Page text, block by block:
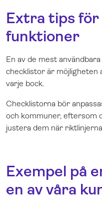
Extra tips för
funktioner
En av de mest
checklistor är möjligheten
varje bock.
Checklistorna bör
och kommuner, eftersom
justera dem när
Exempel på
en av våra